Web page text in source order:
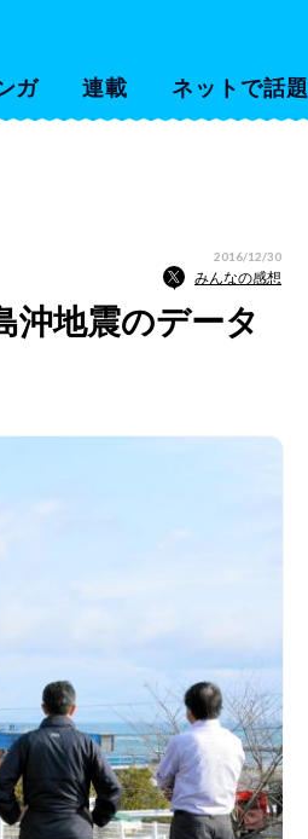
ガ 連載 ネットで話題
2016/12/30
みんなの感想
地震のデータ